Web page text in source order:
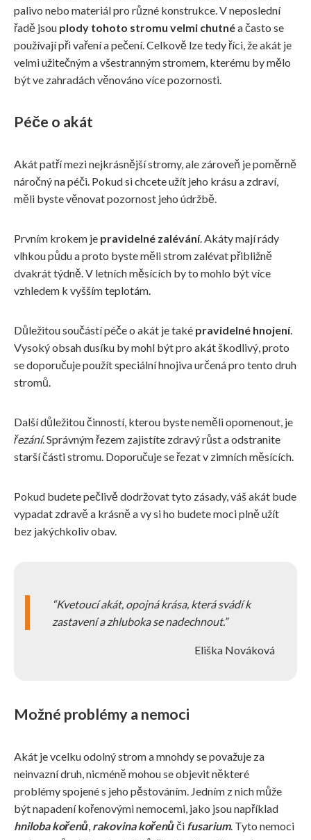
palivo nebo materiál pro různé konstrukce. V neposlední
řadě jsou plody tohoto stromu velmi chutnéa často se
používají při vaření a pečení. Celkově lze tedy říci, že akát je
velmi užitečným a všestranným stromem, kterému by mělo
být ve zahradách věnováno více pozornosti.
Péče o akát
Akát patří mezi nejkrásnější stromy, ale zároveň je poměrně
náročný na péči. Pokud si chcete užít jeho krásu a zdraví,
měli byste věnovat pozornost jeho údržbě.
Prvním krokem je pravidelné zalévání. Akáty mají rády
vlhkou půdu a proto byste měli strom zalévat přibližně
dvakrát týdně. V letních měsících by to mohlo být více
vzhledem k vyšším teplotám.
Důležitou součástí péče o akát je také pravidelné hnojení.
Vysoký obsah dusíku by mohl být pro akát škodlivý, proto
se doporučuje použít speciální hnojiva určená pro tento druh
stromů.
Další důležitou činností, kterou byste neměli opomenout, je
řezání. Správným řezem zajistíte zdravý růst a odstranite
starší části stromu. Doporučuje se řezat v zimních měsících.
Pokud budete pečlivě dodržovat tyto zásady, váš akát bude
vypadat zdravě a krásně a vy si ho budete moci plně užít
bez jakýchkoliv obav.
Kvetoucí akát, opojná krása, která svádí k
zastavení a zhluboka se nadechnout.
Eliška Nováková
Možné problémy a nemoci
Akát je vcelku odolný strom a mnohdy se považuje za
neinvazní druh, nicméně mohou se objevit některé
problémy spojené s jeho pěstováním. Jedním z nich může
být napadení kořenovými nemocemi, jako jsou například
hniloba kořenů, rakovina kořenůči fusarium. Tyto nemoci